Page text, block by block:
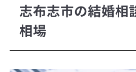
志布志市の結婚相
相場